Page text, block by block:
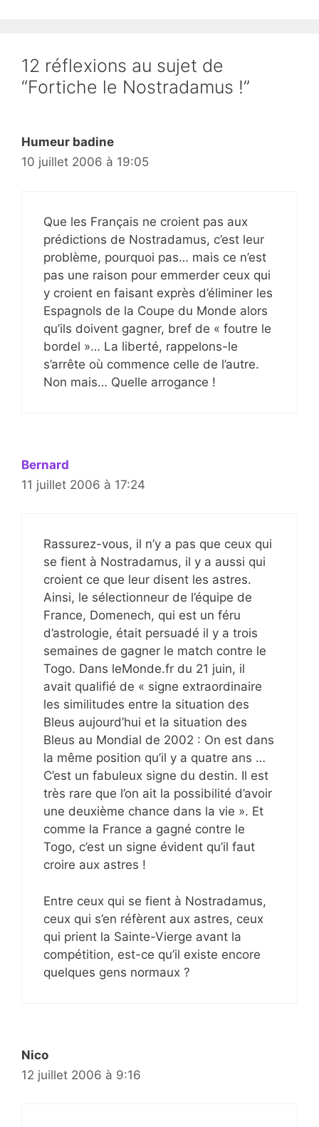
12 réflexions au sujet de
“Fortiche le Nostradamus !”
Humeur badine
10 juillet 2006 à 19:05
Que les Français ne croient pas aux
prédictions de Nostradamus, c’est leur
problème, pourquoi pas… mais ce n’est
pas une raison pour emmerder ceux qui
y croient en faisant exprès d’éliminer les
Espagnols de la Coupe du Monde alors
qu’ils doivent gagner, bref de « foutre le
bordel »… La liberté, rappelons-le
s’arrête où commence celle de l’autre.
Non mais… Quelle arrogance !
Bernard
11 juillet 2006 à 17:24
Rassurez-vous, il n’y a pas que ceux qui
se fient à Nostradamus, il y a aussi qui
croient ce que leur disent les astres.
Ainsi, le sélectionneur de l’équipe de
France, Domenech, qui est un féru
d’astrologie, était persuadé il y a trois
semaines de gagner le match contre le
Togo. Dans leMonde.fr du 21 juin, il
avait qualifié de « signe extraordinaire
les similitudes entre la situation des
Bleus aujourd’hui et la situation des
Bleus au Mondial de 2002 : On est dans
la même position qu’il y a quatre ans …
C’est un fabuleux signe du destin. Il est
très rare que l’on ait la possibilité d’avoir
une deuxième chance dans la vie ». Et
comme la France a gagné contre le
Togo, c’est un signe évident qu’il faut
croire aux astres !
Entre ceux qui se fient à Nostradamus,
ceux qui s’en réfèrent aux astres, ceux
qui prient la Sainte-Vierge avant la
compétition, est-ce qu’il existe encore
quelques gens normaux ?
Nico
12 juillet 2006 à 9:16